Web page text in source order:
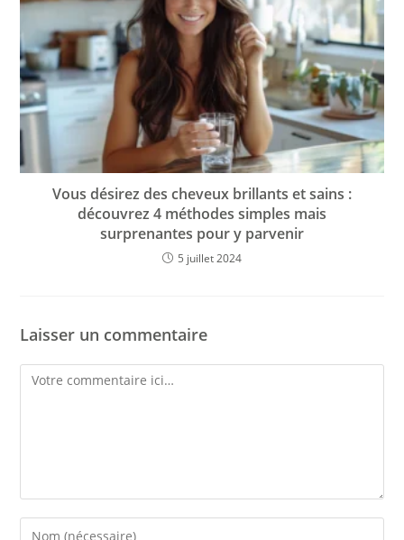
Vous désirez des cheveux brillants et sains :
découvrez 4 méthodes simples mais
surprenantes pour y parvenir
5 juillet 2024
Laisser un commentaire